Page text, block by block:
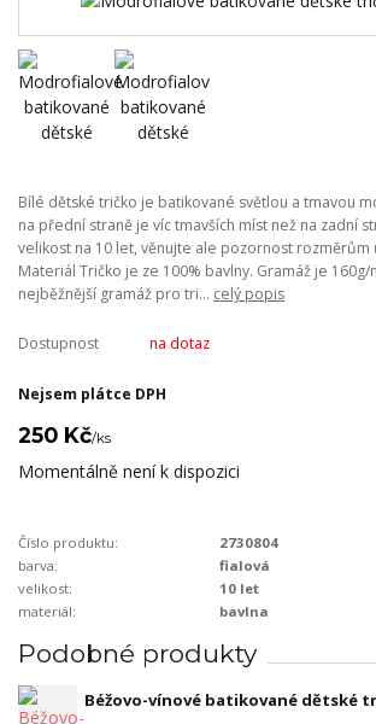
Bílé dětské tričko je batikované světlou a tmavou
na přední straně je víc tmavších míst než na zadní
velikost na 10 let, věnujte ale pozornost rozměrům
Materiál Tričko je ze 100% bavlny. Gramáž je 160g/
nejběžnější gramáž pro tri... celý popis
Dostupnost na dotaz
Nejsem plátce DPH
250 Kč/ks
Momentálně není k dispozici
Číslo produktu:
2730804
barva:
fialová
velikost:
10 let
materiál:
bavlna
Podobné produkty
Béžovo-vínové batikované dětské